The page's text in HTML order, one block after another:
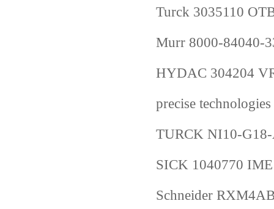
Turck 3035110
Murr 8000-84040-
HYDAC 304204
precise
TURCK NI10-
SICK 1040770
Schneider